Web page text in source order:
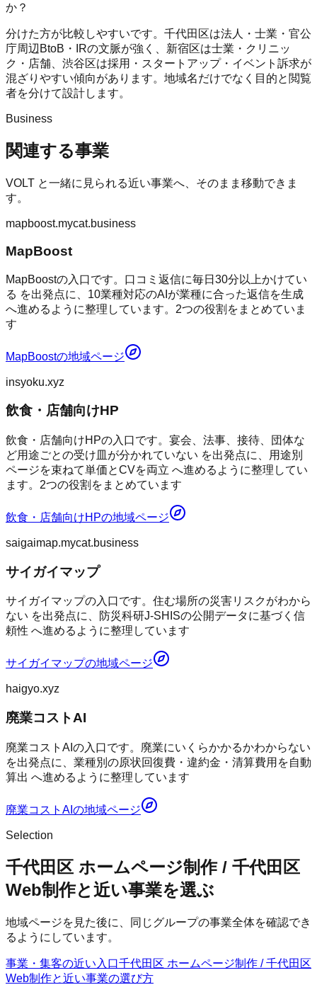
か？
分けた方が比較しやすいです。千代田区は法人・士業・官公
庁周辺BtoB・IRの文脈が強く、新宿区は士業・クリニッ
ク・店舗、渋谷区は採用・スタートアップ・イベント訴求が
混ざりやすい傾向があります。地域名だけでなく目的と閲覧
者を分けて設計します。
Business
関連する事業
VOLT と一緒に見られる近い事業へ、そのまま移動できま
す。
mapboost.mycat.business
MapBoost
MapBoostの入口です。口コミ返信に毎日30分以上かけてい
る を出発点に、10業種対応のAIが業種に合った返信を生成
へ進めるように整理しています。2つの役割をまとめていま
す
MapBoostの地域ページ
insyoku.xyz
飲食・店舗向けHP
飲食・店舗向けHPの入口です。宴会、法事、接待、団体な
ど用途ごとの受け皿が分かれていない を出発点に、用途別
ページを束ねて単価とCVを両立 へ進めるように整理してい
ます。2つの役割をまとめています
飲食・店舗向けHPの地域ページ
saigaimap.mycat.business
サイガイマップ
サイガイマップの入口です。住む場所の災害リスクがわから
ない を出発点に、防災科研J-SHISの公開データに基づく信
頼性 へ進めるように整理しています
サイガイマップの地域ページ
haigyo.xyz
廃業コストAI
廃業コストAIの入口です。廃業にいくらかかるかわからない
を出発点に、業種別の原状回復費・違約金・清算費用を自動
算出 へ進めるように整理しています
廃業コストAI の地域ページ
Selection
千代田区 ホームページ制作 / 千代田区
Web制作と近い事業を選ぶ
地域ページを見た後に、同じグループの事業全体を確認でき
るようにしています。
事業・集客の近い入口千代田区 ホームページ制作 / 千代田区
Web制作と近い事業の選び方